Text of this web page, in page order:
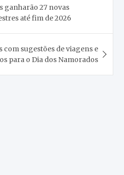
ganharão 27 novas
até fim de 2026
com sugestões de viagens e
para o Dia dos Namorados